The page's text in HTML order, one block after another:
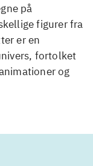
på
figurer fra
er en
fortolket
og